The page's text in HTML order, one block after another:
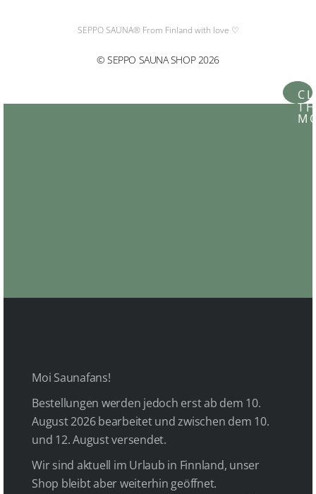
g
b
o
SEPPO SAUNA® From Finland with love ♡
© SEPPO SAUNA SHOP 2026
Moi Saunafans!
Bestellungen werden jedoch erst ab dem 10.
August 2026 bearbeitet und zwischen dem 10.
und 12. August versendet.
Wir sind aktuell im Urlaub in Finnland, unser
Shop bleibt aber weiterhin geöffnet.